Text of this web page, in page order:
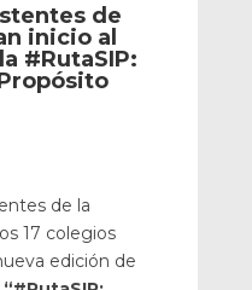
de
inicio al
#RutaSIP:
de la
17 colegios
edición de